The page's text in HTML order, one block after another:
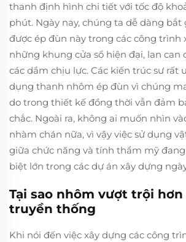
thanh định hình chi tiết với tốc độ
phút. Ngày nay, chúng ta dễ dàng bắt
được ép đùn này trong các công trình
những khung cửa sổ hiện đại, lan can
các dầm chịu lực. Các kiến trúc sư rất
dụng thanh nhôm ép đùn vì chúng
do trong thiết kế đồng thời vẫn đảm
chắc. Ngoài ra, không ai muốn nhìn
nhàm chán nữa, vì vậy việc sử dụng
giữa chức năng và tính thẩm mỹ
biệt lớn trong các dự án xây dựng
Tại sao nhôm vượt trội
truyền thống
Khi nói đến việc xây dựng các công